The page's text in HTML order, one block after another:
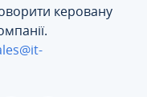
керовану